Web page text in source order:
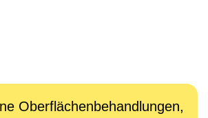
Oberflächenbehandlungen,